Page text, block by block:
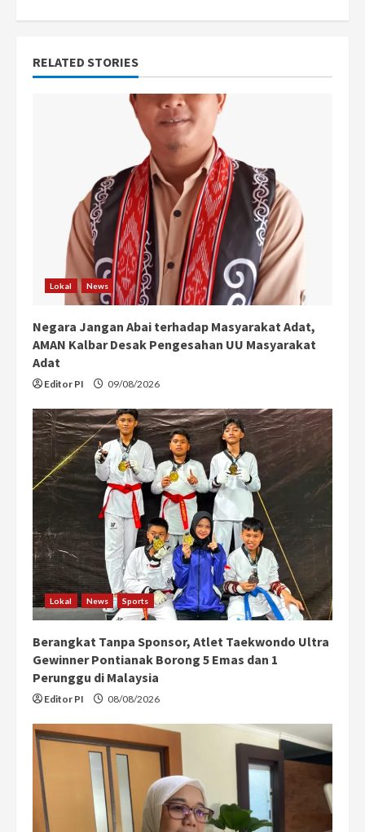
n
u
e
n
g
RELATED STORIES
Lokal News
Negara Jangan Abai terhadap Masyarakat Adat,
AMAN Kalbar Desak Pengesahan UU Masyarakat
Adat
Editor PI 09/08/2026
Lokal News Sports
Berangkat Tanpa Sponsor, Atlet Taekwondo Ultra
Gewinner Pontianak Borong 5 Emas dan 1
Perunggu di Malaysia
Editor PI 08/08/2026